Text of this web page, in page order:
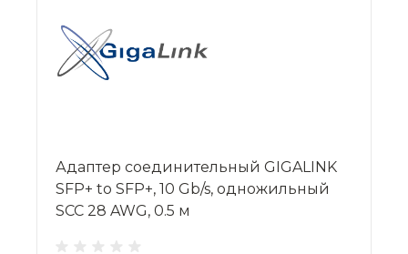
Адаптер соединительный GIGALINK
SFP+ to SFP+, 10 Gb/s, одножильный
SCC 28 AWG, 0.5 м